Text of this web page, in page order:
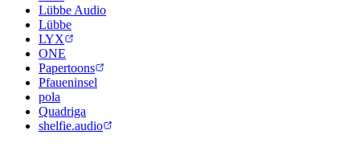
Lübbe Audio
Lübbe
LYX
ONE
Papertoons
Pfaueninsel
pola
Quadriga
shelfie.audio